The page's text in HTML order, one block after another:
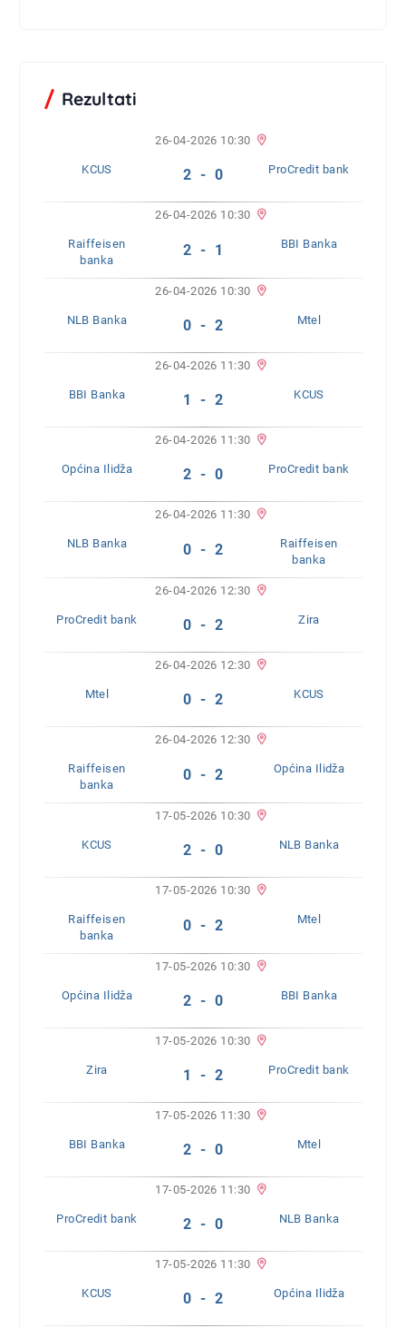
Rezultati
26-04-2026 10:30
KCUS 2 - 0 ProCredit bank
26-04-2026 10:30
Raiffeisen
banka
2 - 1 BBI Banka
26-04-2026 10:30
NLB Banka 0 - 2 Mtel
26-04-2026 11:30
BBI Banka 1 - 2 KCUS
26-04-2026 11:30
Općina Ilidža 2 - 0 ProCredit bank
26-04-2026 11:30
NLB Banka 0 - 2
Raiffeisen
banka
26-04-2026 12:30
ProCredit bank 0 - 2 Zira
26-04-2026 12:30
Mtel 0 - 2 KCUS
26-04-2026 12:30
Raiffeisen
banka
0 - 2 Općina Ilidža
17-05-2026 10:30
KCUS 2 - 0 NLB Banka
17-05-2026 10:30
Raiffeisen
banka
0 - 2 Mtel
17-05-2026 10:30
Općina Ilidža 2 - 0 BBI Banka
17-05-2026 10:30
Zira 1 - 2 ProCredit bank
17-05-2026 11:30
BBI Banka 2 - 0 Mtel
17-05-2026 11:30
ProCredit bank 2 - 0 NLB Banka
17-05-2026 11:30
KCUS 0 - 2 Općina Ilidža